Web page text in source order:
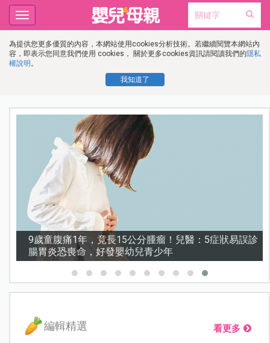
為提供您更多優質的內容，本網站使用cookies分析技術。若繼續閱覽本網站內
容，即表示您同意我們使用 cookies， 關於更多cookies資訊請閱讀我們的隱私
權說明 。
我知道了
Toggle
navigation
謝沛恩︱挺孕肚甜喊「想生五個」！孕期照樣睡地板，
甜曝老公「摔斷手」反變求婚契機
編輯精選 看更多